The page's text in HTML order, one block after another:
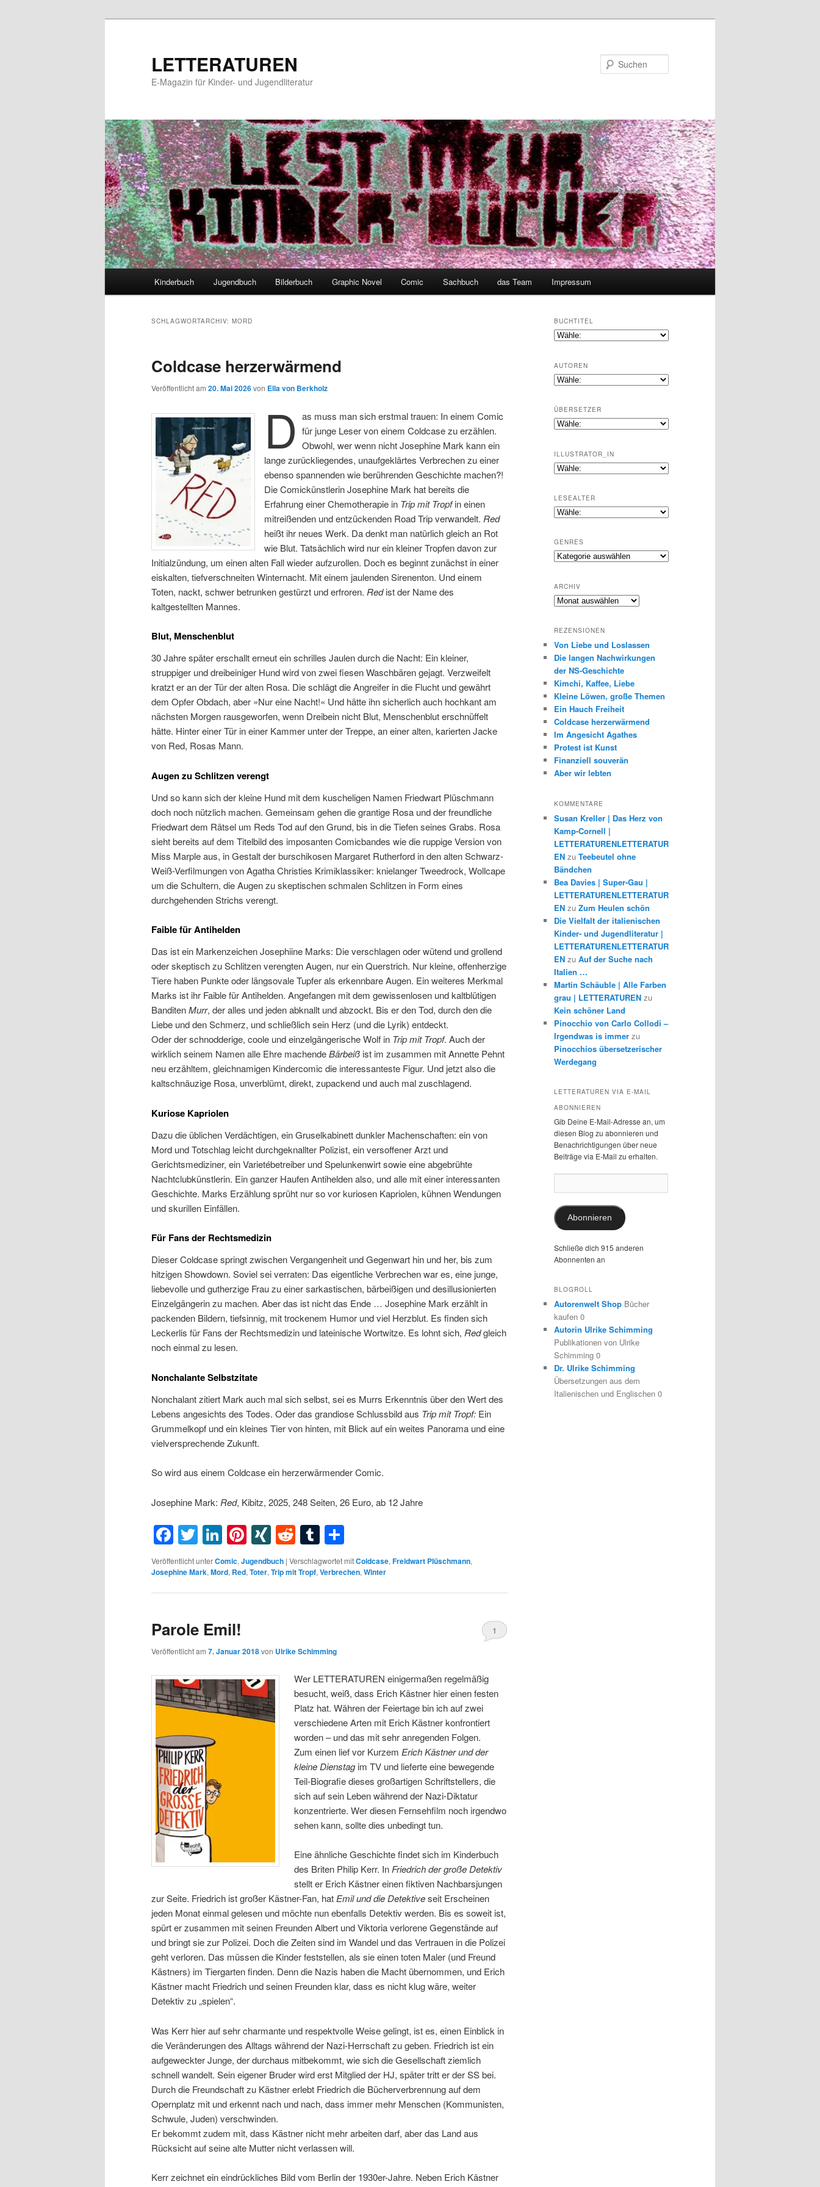
LETTERATUREN
E-Magazin für Kinder- und Jugendliteratur
Kinderbuch Jugendbuch Bilderbuch Graphic Novel Comic Sachbuch das Team Impressum
SCHLAGWORTARCHIV: MORD
Coldcase herzerwärmend
Veröffentlicht am 20. Mai 2026von Ella von Berkholz
D as muss man sich erstmal trauen: In einem Comic
für junge Leser von einem Coldcase zu erzählen.
Obwohl, wer wenn nicht Josephine Mark kann ein
lange zurückliegendes, unaufgeklärtes Verbrechen zu einer
ebenso spannenden wie berührenden Geschichte machen?!
Die Comickünstlerin Josephine Mark hat bereits die
Erfahrung einer Chemotherapie in Trip mit Tropfin einen
mitreißenden und entzückenden Road Trip verwandelt. Red
heißt ihr neues Werk. Da denkt man natürlich gleich an Rot
wie Blut. Tatsächlich wird nur ein kleiner Tropfen davon zur
Initialzündung, um einen alten Fall wieder aufzurollen. Doch es beginnt zunächst in einer
eiskalten, tiefverschneiten Winternacht. Mit einem jaulenden Sirenenton. Und einem
Toten, nackt, schwer betrunken gestürzt und erfroren. Redist der Name des
kaltgestellten Mannes.
Blut, Menschenblut
30 Jahre später erschallt erneut ein schrilles Jaulen durch die Nacht: Ein kleiner,
struppiger und dreibeiniger Hund wird von zwei fiesen Waschbären gejagt. Verzweifelt
kratzt er an der Tür der alten Rosa. Die schlägt die Angreifer in die Flucht und gewährt
dem Opfer Obdach, aber »Nur eine Nacht!« Und hätte ihn sicherlich auch hochkant am
nächsten Morgen rausgeworfen, wenn Dreibein nicht Blut, Menschenblut erschnüffelt
hätte. Hinter einer Tür in einer Kammer unter der Treppe, an einer alten, karierten Jacke
von Red, Rosas Mann.
Augen zu Schlitzen verengt
Und so kann sich der kleine Hund mit dem kuscheligen Namen Friedwart Plüschmann
doch noch nützlich machen. Gemeinsam gehen die grantige Rosa und der freundliche
Friedwart dem Rätsel um Reds Tod auf den Grund, bis in die Tiefen seines Grabs. Rosa
sieht bereits auf dem Titelbild des imposanten Comicbandes wie die ruppige Version von
Miss Marple aus, in Gestalt der burschikosen Margaret Rutherford in den alten Schwarz-
Weiß-Verfilmungen von Agatha Christies Krimiklassiker: knielanger Tweedrock, Wollcape
um die Schultern, die Augen zu skeptischen schmalen Schlitzen in Form eines
durchgehenden Strichs verengt.
Faible für Antihelden
Das ist ein Markenzeichen Josephiine Marks: Die verschlagen oder wütend und grollend
oder skeptisch zu Schlitzen verengten Augen, nur ein Querstrich. Nur kleine, offenherzige
Tiere haben Punkte oder längsovale Tupfer als erkennbare Augen. Ein weiteres Merkmal
Marks ist ihr Faible für Antihelden. Angefangen mit dem gewissenlosen und kaltblütigen
BanditenMurr, der alles und jeden abknallt und abzockt. Bis er den Tod, durch den die
Liebe und den Schmerz, und schließlich sein Herz (und die Lyrik) entdeckt.
Oder der schnodderige, coole und einzelgängerische Wolf in Trip mit Tropf. Auch der
wirklich seinem Namen alle Ehre machendeBärbeiß ist im zusammen mit Annette Pehnt
neu erzähltem, gleichnamigen Kindercomic die interessanteste Figur. Und jetzt also die
kaltschnäuzige Rosa, unverblümt, direkt, zupackend und auch mal zuschlagend.
Kuriose Kapriolen
Dazu die üblichen Verdächtigen, ein Gruselkabinett dunkler Machenschaften: ein von
Mord und Totschlag leicht durchgeknallter Polizist, ein versoffener Arzt und
Gerichtsmediziner, ein Varietébetreiber und Spelunkenwirt sowie eine abgebrühte
Nachtclubkünstlerin. Ein ganzer Haufen Antihelden also, und alle mit einer interessanten
Geschichte. Marks Erzählung sprüht nur so vor kuriosen Kapriolen, kühnen Wendungen
und skurillen Einfällen.
Für Fans der Rechtsmedizin
Dieser Coldcase springt zwischen Vergangenheit und Gegenwart hin und her, bis zum
hitzigen Showdown. Soviel sei verraten: Das eigentliche Verbrechen war es, eine junge,
liebevolle und gutherzige Frau zu einer sarkastischen, bärbeißigen und desillusionierten
Einzelgängerin zu machen. Aber das ist nicht das Ende … Josephine Mark erzählt in
packenden Bildern, tiefsinnig, mit trockenem Humor und viel Herzblut. Es finden sich
Leckerlis für Fans der Rechtsmedizin und lateinische Wortwitze. Es lohnt sich, Redgleich
noch einmal zu lesen.
Nonchalante Selbstzitate
Nonchalant zitiert Mark auch mal sich selbst, sei es Murrs Erkenntnis über den Wert des
Lebens angesichts des Todes. Oder das grandiose Schlussbild aus Trip mit Tropf: Ein
Grummelkopf und ein kleines Tier von hinten, mit Blick auf ein weites Panorama und eine
vielversprechende Zukunft.
So wird aus einem Coldcase ein herzerwärmender Comic.
Josephine Mark: Red, Kibitz, 2025, 248 Seiten, 26 Euro, ab 12 Jahre
Facebook
Twitter
LinkedIn
Pinterest
XINGRedditTumblr
Veröffentlicht unterComic, Jugendbuch | Verschlagwortet mitColdcase, Freidwart Plüschmann,
Josephine Mark, Mord, Red, Toter, Trip mit Tropf, Verbrechen, Winter
Parole Emil!
Veröffentlicht am 7. Januar 2018von Ulrike Schimming
1
Wer LETTERATUREN einigermaßen regelmäßig
besucht, weiß, dass Erich Kästner hier einen festen
Platz hat. Währen der Feiertage bin ich auf zwei
verschiedene Arten mit Erich Kästner konfrontiert
worden – und das mit sehr anregenden Folgen.
Zum einen lief vor Kurzem Erich Kästner und der
kleine Dienstagim TV und lieferte eine bewegende
Teil-Biografie dieses großartigen Schriftstellers, die
sich auf sein Leben während der Nazi-Diktatur
konzentrierte. Wer diesen Fernsehfilm noch irgendwo
sehen kann, sollte dies unbedingt tun.
Eine ähnliche Geschichte findet sich im Kinderbuch
des Briten Philip Kerr. InFriedrich der große Detektiv
stellt er Erich Kästner einen fiktiven Nachbarsjungen
zur Seite. Friedrich ist großer Kästner-Fan, hatEmil und die Detektiveseit Erscheinen
jeden Monat einmal gelesen und möchte nun ebenfalls Detektiv werden. Bis es soweit ist,
spürt er zusammen mit seinen Freunden Albert und Viktoria verlorene Gegenstände auf
und bringt sie zur Polizei. Doch die Zeiten sind im Wandel und das Vertrauen in die Polizei
geht verloren. Das müssen die Kinder feststellen, als sie einen toten Maler (und Freund
Kästners) im Tiergarten finden. Denn die Nazis haben die Macht übernommen, und Erich
Kästner macht Friedrich und seinen Freunden klar, dass es nicht klug wäre, weiter
Detektiv zu „spielen“.
Was Kerr hier auf sehr charmante und respektvolle Weise gelingt, ist es, einen Einblick in
die Veränderungen des Alltags während der Nazi-Herrschaft zu geben. Friedrich ist ein
aufgeweckter Junge, der durchaus mitbekommt, wie sich die Gesellschaft ziemlich
schnell wandelt. Sein eigener Bruder wird erst Mitglied der HJ, später tritt er der SS bei.
Durch die Freundschaft zu Kästner erlebt Friedrich die Bücherverbrennung auf dem
Opernplatz mit und erkennt nach und nach, dass immer mehr Menschen (Kommunisten,
Schwule, Juden) verschwinden.
Er bekommt zudem mit, dass Kästner nicht mehr arbeiten darf, aber das Land aus
Rücksicht auf seine alte Mutter nicht verlassen will.
Kerr zeichnet ein eindrückliches Bild vom Berlin der 1930er-Jahre. Neben Erich Kästner
BUCHTITEL
AUTOREN
ÜBERSETZER
ILLUSTRATOR_IN
LESEALTER
GENRES
Genres
ARCHIV
Archiv
REZENSIONEN
Von Liebe und Loslassen
Die langen Nachwirkungen
der NS-Geschichte
Kimchi, Kaffee, Liebe
Kleine Löwen, große Themen
Ein Hauch Freiheit
Coldcase herzerwärmend
Im Angesicht Agathes
Protest ist Kunst
Finanziell souverän
Aber wir lebten
KOMMENTARE
Susan Kreller | Das Herz von
Kamp-Cornell |
LETTERATURENLETTERATUR
EN zu Teebeutel ohne
Bändchen
Bea Davies | Super-Gau |
LETTERATURENLETTERATUR
EN zu Zum Heulen schön
Die Vielfalt der italienischen
Kinder- und Jugendliteratur |
LETTERATURENLETTERATUR
EN zu Auf der Suche nach
Italien …
Martin Schäuble | Alle Farben
grau | LETTERATUREN zu
Kein schöner Land
Pinocchio von Carlo Collodi –
Irgendwas is immer zu
Pinocchios übersetzerischer
Werdegang
LETTERATUREN VIA E-MAIL
ABONNIEREN
Gib Deine E-Mail-Adresse an, um
diesen Blog zu abonnieren und
Benachrichtigungen über neue
Beiträge via E-Mail zu erhalten.
Mail-
Abonnieren
Schließe dich 915 anderen
Abonnenten an
BLOGROLL
Autorenwelt Shop Bücher
kaufen 0
Autorin Ulrike Schimming
Publikationen von Ulrike
Schimming 0
Dr. Ulrike Schimming
Übersetzungen aus dem
Italienischen und Englischen 0